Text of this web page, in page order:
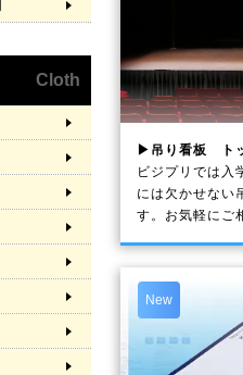
▶吊り看板 ト
ビジプリでは入
には欠かせない
す。お気軽にご
New
Cloth